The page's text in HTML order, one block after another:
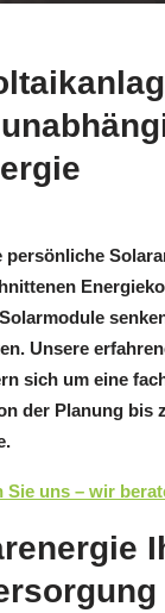
persönliche
Unsere
sich um eine
der Planung bis
uns – wir